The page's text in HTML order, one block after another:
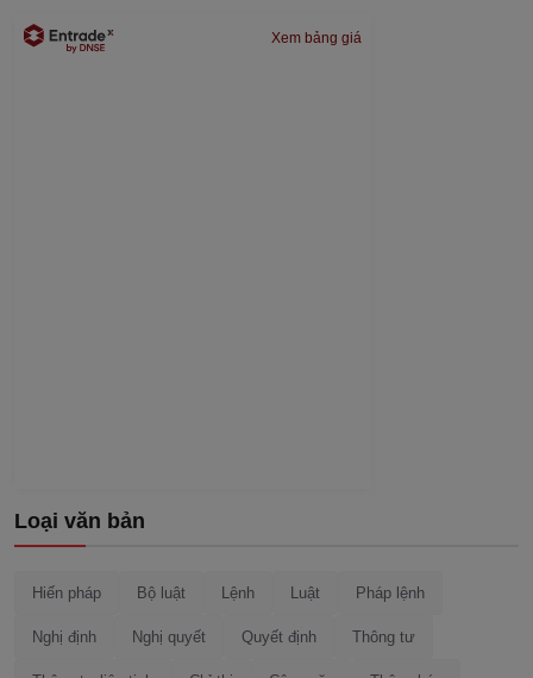
Xem bảng giá
Loại văn bản
Hiến pháp Bộ luật Lệnh Luật Pháp lệnh
Nghị định Nghị quyết Quyết định Thông tư